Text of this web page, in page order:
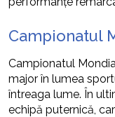
Campionatul
Campionatul
major în lumea
întreaga lume. În
echipă puternică,